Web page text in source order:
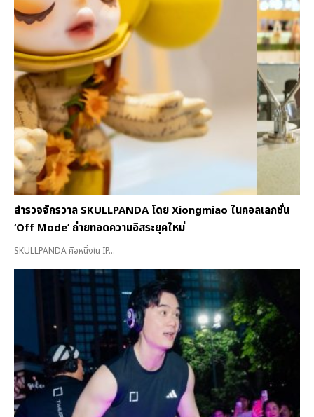
สำรวจจักรวาล SKULLPANDA โดย Xiongmiao ในคอลเลกชั่น
‘Off Mode’ ถ่ายทอดความอิสระยุคใหม่
SKULLPANDA คือหนึ่งใน IP...